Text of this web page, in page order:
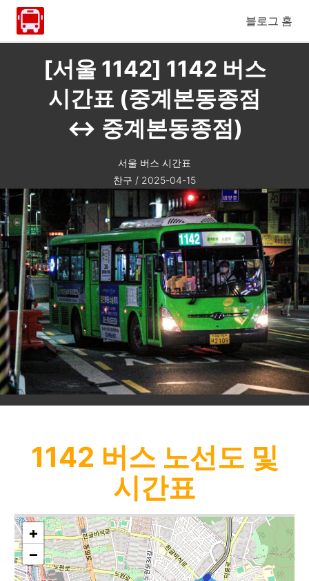
블로그 홈
[서울 1142] 1142 버스
시간표 (중계본동종점
↔ 중계본동종점)
서울 버스 시간표
찬구 / 2025-04-15
1142 버스 노선도 및
시간표
+
−